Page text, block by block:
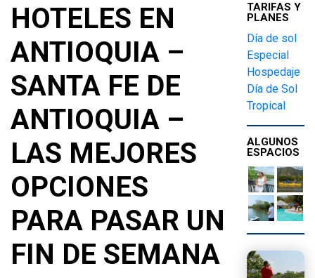
HOTELES EN
ANTIOQUIA –
SANTA FE DE
ANTIOQUIA –
LAS MEJORES
OPCIONES
PARA PASAR UN
FIN DE SEMANA
TARIFAS Y
PLANES
Día de sol
Especial
Hospedaje
Día de Sol
Tropical
ALGUNOS
ESPACIOS